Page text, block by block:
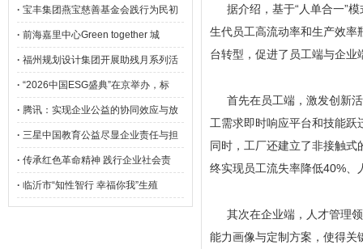
· 宝丰集团燕宝慈善基金会践行为民初
· 前海嘉里中心Green together 城
· 福州规划设计集团开展助残月系列活
· “2026中国ESG盛典”在京举办，标
· 腾讯：实现企业公益的协同效应与放
· 三星中国教育公益尽显企业责任与担
· 传承红色革命精神 践行企业社会责
· 临沂市“知性智行 幸福你我”生殖
据介绍，基于“人单合一”
生代员工高流动率和生产效率
台转型，促进了员工端与企业
首先在员工端，激发创新
工需求即时响应平台和技能
同时，工厂还建立了非接触
终实现员工流失率降低40%、
其次在企业端，人才管理
能力画像与定制方案，使得关